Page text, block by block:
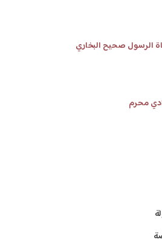
الرسول صحيح البخاري
محرم